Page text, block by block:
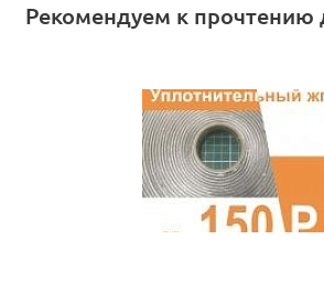
Рекомендуем к прочтению